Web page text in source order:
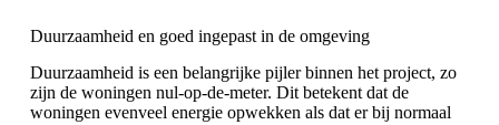
Duurzaamheid en goed ingepast in de omgeving
Duurzaamheid is een belangrijke pijler binnen het project, zo
zijn de woningen nul-op-de-meter. Dit betekent dat de
woningen evenveel energie opwekken als dat er bij normaal